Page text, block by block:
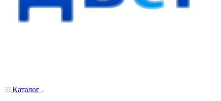
Каталог